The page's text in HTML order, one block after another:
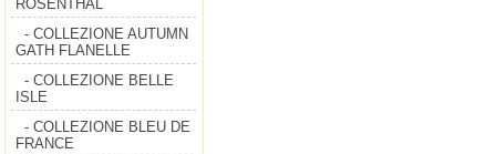
ROSENTHAL
- COLLEZIONE AUTUMN
GATH FLANELLE
- COLLEZIONE BELLE
ISLE
- COLLEZIONE BLEU DE
FRANCE